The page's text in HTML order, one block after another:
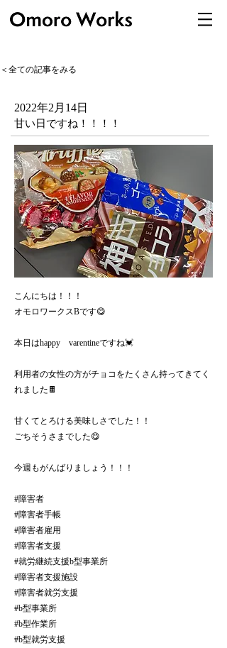
＜全ての記事をみる
2022年2月14日
甘い日ですね！！！！
こんにちは！！！
オモロワークスBです😋
本日はhappy varentineですね💓
利用者の女性の方がチョコをたくさん持ってきてく
れました🍫
甘くてとろける美味しさでした！！
ごちそうさまでした😋
今週もがんばりましょう！！！
#障害者
#障害者手帳
#障害者雇用
#障害者支援
#就労継続支援b型事業所
#障害者支援施設
#障害者就労支援
#b型事業所
#b型作業所
#b型就労支援